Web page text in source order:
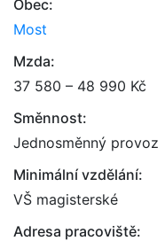
Obec:
Most
Mzda:
37 580 – 48 990 Kč
Směnnost:
Jednosměnný provoz
Minimální vzdělání:
VŠ magisterské
Adresa pracoviště: